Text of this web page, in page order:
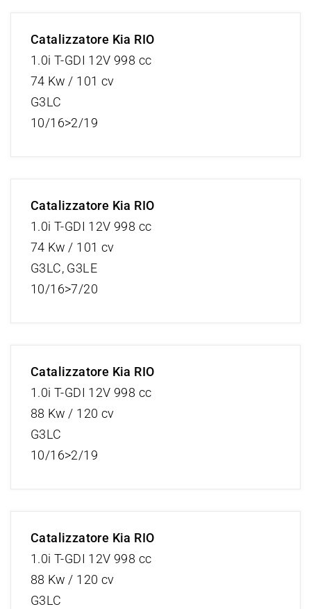
Catalizzatore Kia RIO
1.0i T-GDI 12V 998 cc
74 Kw / 101 cv
G3LC
10/16>2/19
Catalizzatore Kia RIO
1.0i T-GDI 12V 998 cc
74 Kw / 101 cv
G3LC, G3LE
10/16>7/20
Catalizzatore Kia RIO
1.0i T-GDI 12V 998 cc
88 Kw / 120 cv
G3LC
10/16>2/19
Catalizzatore Kia RIO
1.0i T-GDI 12V 998 cc
88 Kw / 120 cv
G3LC